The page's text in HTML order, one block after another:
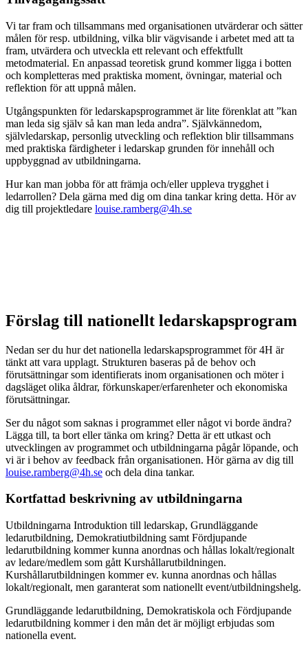
Vi tar fram och tillsammans med organisationen utvärderar och sätter
målen för resp. utbildning, vilka blir vägvisande i arbetet med att ta
fram, utvärdera och utveckla ett relevant och effektfullt
metodmaterial. En anpassad teoretisk grund kommer ligga i botten
och kompletteras med praktiska moment, övningar, material och
reflektion för att uppnå målen.
Utgångspunkten för ledarskapsprogrammet är lite förenklat att ”kan
man leda sig själv så kan man leda andra”. Självkännedom,
självledarskap, personlig utveckling och reflektion blir tillsammans
med praktiska färdigheter i ledarskap grunden för innehåll och
uppbyggnad av utbildningarna.
Hur kan man jobba för att främja och/eller uppleva trygghet i
ledarrollen? Dela gärna med dig om dina tankar kring detta. Hör av
dig till projektledare louise.ramberg@4h.se
Förslag till nationellt ledarskapsprogram
Nedan ser du hur det nationella ledarskapsprogrammet för 4H är
tänkt att vara upplagt. Strukturen baseras på de behov och
förutsättningar som identifierats inom organisationen och möter i
dagsläget olika åldrar, förkunskaper/erfarenheter och ekonomiska
förutsättningar.
Ser du något som saknas i programmet eller något vi borde ändra?
Lägga till, ta bort eller tänka om kring? Detta är ett utkast och
utvecklingen av programmet och utbildningarna pågår löpande, och
vi är i behov av feedback från organisationen. Hör gärna av dig till
louise.ramberg@4h.se och dela dina tankar.
Kortfattad beskrivning av utbildningarna
Utbildningarna Introduktion till ledarskap, Grundläggande
ledarutbildning, Demokratiutbildning samt Fördjupande
ledarutbildning kommer kunna anordnas och hållas lokalt/regionalt
av ledare/medlem som gått Kurshållarutbildningen.
Kurshållarutbildningen kommer ev. kunna anordnas och hållas
lokalt/regionalt, men garanterat som nationellt event/utbildningshelg.
Grundläggande ledarutbildning, Demokratiskola och Fördjupande
ledarutbildning kommer i den mån det är möjligt erbjudas som
nationella event.